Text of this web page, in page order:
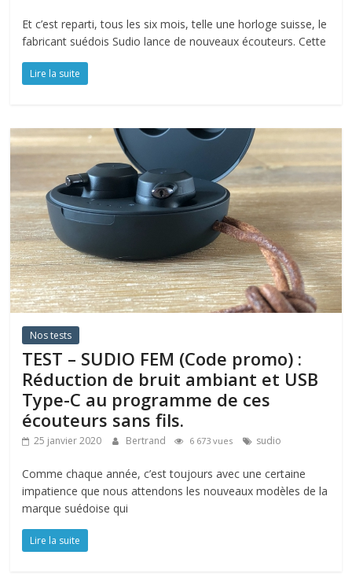
Et c’est reparti, tous les six mois, telle une horloge suisse, le
fabricant suédois Sudio lance de nouveaux écouteurs. Cette
Lire la suite
Nos tests
TEST – SUDIO FEM (Code promo) :
Réduction de bruit ambiant et USB
Type-C au programme de ces
écouteurs sans fils.
25 janvier 2020 Bertrand 6 673 vues sudio
Comme chaque année, c’est toujours avec une certaine
impatience que nous attendons les nouveaux modèles de la
marque suédoise qui
Lire la suite